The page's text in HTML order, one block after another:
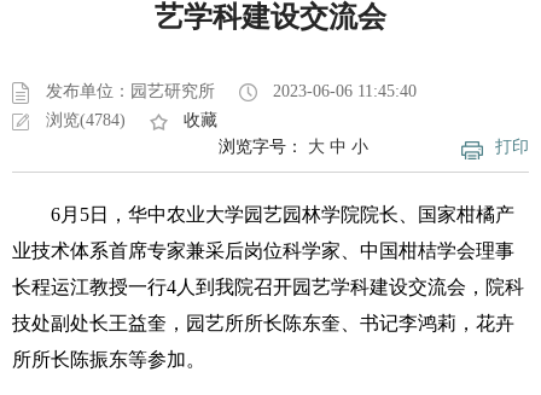
艺学科建设交流会
发布单位：园艺研究所
2023-06-06 11:45:40
浏览(4784)
收藏
打印
浏览字号： 大 中 小
6月5日，华中农业大学园艺园林学院院长、国家柑橘产
业技术体系首席专家兼采后岗位科学家、中国柑桔学会理事
长程运江教授一行4人到我院召开园艺学科建设交流会，院科
技处副处长王益奎，园艺所所长陈东奎、书记李鸿莉，花卉
所所长陈振东等参加。